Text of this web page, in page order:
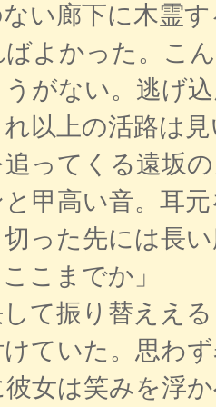
い廊下に木霊す
よかった。こ
がない。逃げ
以上の活路は
ってくる遠坂
甲高い音。耳元
った先には長
こまでか」
て振り替ええ
ていた。思わ
女は笑みを浮